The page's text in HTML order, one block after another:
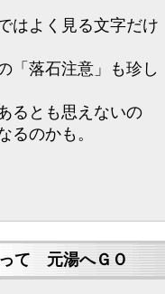
はよく見る文字だけ
「落石注意」も珍し
るとも思えないの
るのかも。
て 元湯へＧＯ